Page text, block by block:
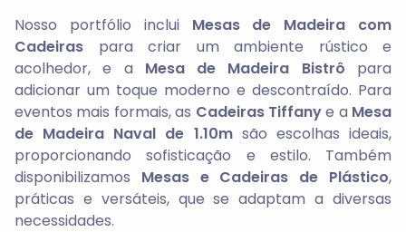
Nosso portfólio inclui Mesas de Madeira com
Cadeiras para criar um ambiente rústico e
acolhedor, e a Mesa de Madeira Bistrô para
adicionar um toque moderno e descontraído. Para
eventos mais formais, as Cadeiras Tiffanye a Mesa
de Madeira Naval de 1.10msão escolhas ideais,
proporcionando sofisticação e estilo. Também
disponibilizamos Mesas e Cadeiras de Plástico,
práticas e versáteis, que se adaptam a diversas
necessidades.